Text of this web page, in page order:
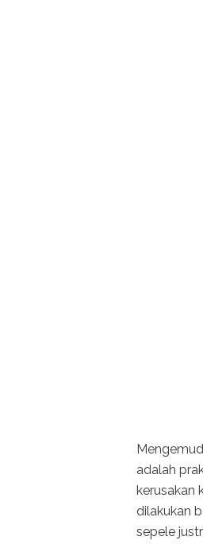
adalah
kerusakan
dilakukan
sepele